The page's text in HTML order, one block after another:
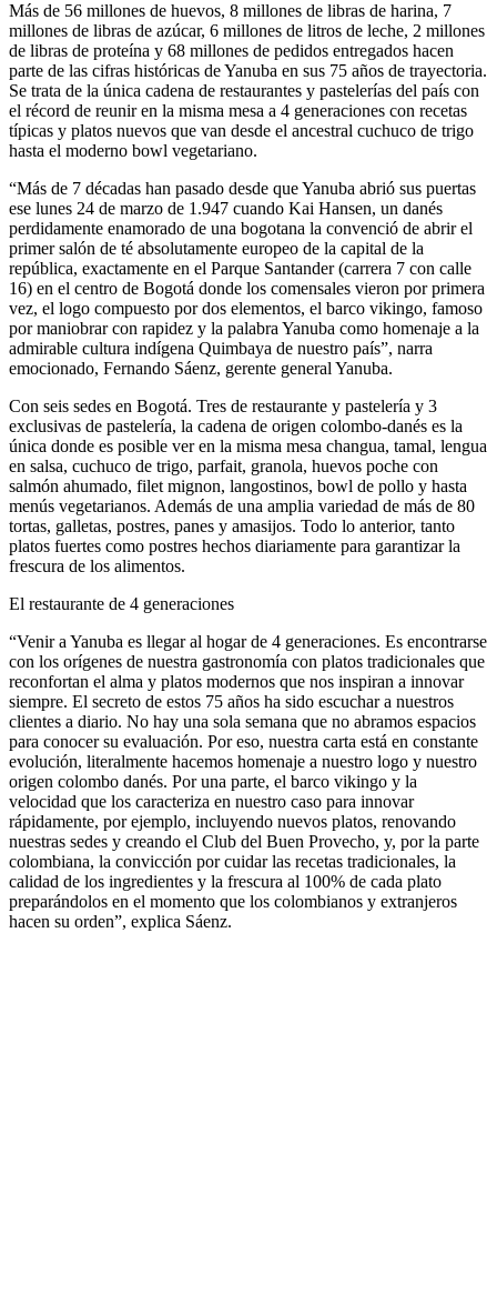
Más de 56 millones de huevos, 8 millones de libras de harina, 7
millones de libras de azúcar, 6 millones de litros de leche, 2 millones
de libras de proteína y 68 millones de pedidos entregados hacen
parte de las cifras históricas de Yanuba en sus 75 años de trayectoria.
Se trata de la única cadena de restaurantes y pastelerías del país con
el récord de reunir en la misma mesa a 4 generaciones con recetas
típicas y platos nuevos que van desde el ancestral cuchuco de trigo
hasta el moderno bowl vegetariano.
“Más de 7 décadas han pasado desde que Yanuba abrió sus puertas
ese lunes 24 de marzo de 1.947 cuando Kai Hansen, un danés
perdidamente enamorado de una bogotana la convenció de abrir el
primer salón de té absolutamente europeo de la capital de la
república, exactamente en el Parque Santander (carrera 7 con calle
16) en el centro de Bogotá donde los comensales vieron por primera
vez, el logo compuesto por dos elementos, el barco vikingo, famoso
por maniobrar con rapidez y la palabra Yanuba como homenaje a la
admirable cultura indígena Quimbaya de nuestro país”, narra
emocionado, Fernando Sáenz, gerente general Yanuba.
Con seis sedes en Bogotá. Tres de restaurante y pastelería y 3
exclusivas de pastelería, la cadena de origen colombo-danés es la
única donde es posible ver en la misma mesa changua, tamal, lengua
en salsa, cuchuco de trigo, parfait, granola, huevos poche con
salmón ahumado, filet mignon, langostinos, bowl de pollo y hasta
menús vegetarianos. Además de una amplia variedad de más de 80
tortas, galletas, postres, panes y amasijos. Todo lo anterior, tanto
platos fuertes como postres hechos diariamente para garantizar la
frescura de los alimentos.
El restaurante de 4 generaciones
“Venir a Yanuba es llegar al hogar de 4 generaciones. Es encontrarse
con los orígenes de nuestra gastronomía con platos tradicionales que
reconfortan el alma y platos modernos que nos inspiran a innovar
siempre. El secreto de estos 75 años ha sido escuchar a nuestros
clientes a diario. No hay una sola semana que no abramos espacios
para conocer su evaluación. Por eso, nuestra carta está en constante
evolución, literalmente hacemos homenaje a nuestro logo y nuestro
origen colombo danés. Por una parte, el barco vikingo y la
velocidad que los caracteriza en nuestro caso para innovar
rápidamente, por ejemplo, incluyendo nuevos platos, renovando
nuestras sedes y creando el Club del Buen Provecho, y, por la parte
colombiana, la convicción por cuidar las recetas tradicionales, la
calidad de los ingredientes y la frescura al 100% de cada plato
preparándolos en el momento que los colombianos y extranjeros
hacen su orden”, explica Sáenz.